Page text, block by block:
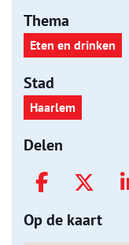
Thema
Eten en drinken
Stad
Haarlem
Delen
Op de kaart